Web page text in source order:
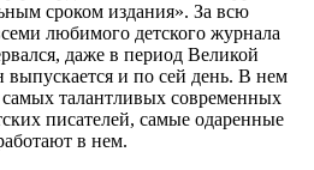
сроком издания». За всю
любимого детского журнала
даже в период Великой
и по сей день. В нем
самых талантливых современных
писателей, самые одаренные
в нем.